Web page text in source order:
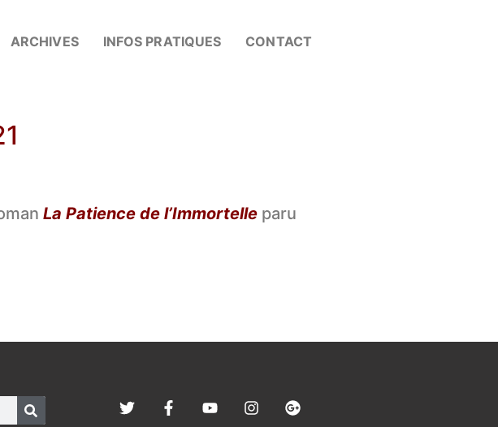
ARCHIVES INFOS PRATIQUES CONTACT
La Patience de l’Immortelle paru